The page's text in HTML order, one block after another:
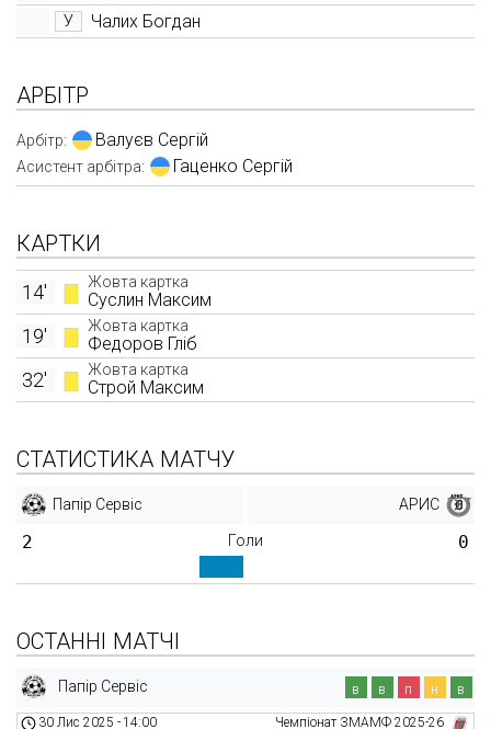
У Чалих Богдан
АРБІТР
Арбітр: Валуєв Сергій
Асистент арбітра: Гаценко Сергій
КАРТКИ
Жовта картка
Суслин Максим
14'
Жовта картка
Федоров Гліб
19'
Жовта картка
Строй Максим
32'
СТАТИСТИКА МАТЧУ
Папір Сервіс АРИС
2 Голи 0
ОСТАННІ МАТЧІ
Папір Сервіс в в п н в
Чемпіонат ЗМАМФ 2025-26
30 Лис 2025 -14:00